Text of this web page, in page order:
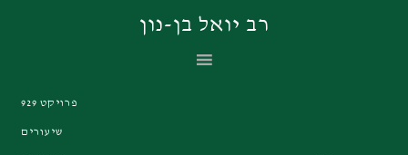
רב יואל בן-נון
פרויקט 929
שיעורים